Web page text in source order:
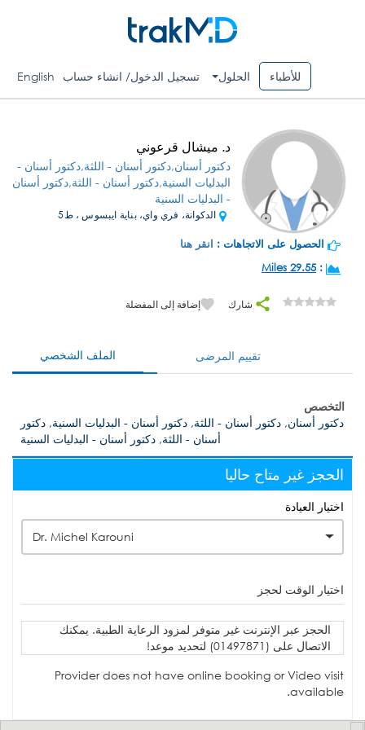
للأطباء الحلول تسجيل الدخول/ انشاء حساب English
د. ميشال قرعوني
دكتور أسنان,دكتور أسنان - اللثة,دكتور أسنان -
البدليات السنية,دكتور أسنان - اللثة,دكتور أسنان
- البدليات السنية
الدكوانة، فري واي، بناية ايبسوس ، ط5
الحصول على الاتجاهات : انقر هنا
:
29.55 Miles
شارك إضافة إلى المفضلة
الملف الشخصي تقييم المرضى
التخصص
دكتور أسنان, دكتور أسنان - اللثة, دكتور أسنان - البدليات السنية, دكتور
أسنان - اللثة, دكتور أسنان - البدليات السنية
الحجز غير متاح حاليا
اختيار العيادة
Dr. Michel Karouni
اختيار الوقت لحجز
الحجز عبر الإنترنت غير متوفر لمزود الرعاية الطبية. يمكنك
الاتصال على (01497871) لتحديد موعد!
Provider does not have online booking or Video visit
available.